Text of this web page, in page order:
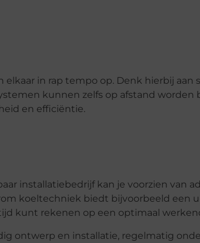
in rap tempo op. Denk hierbij aan
kunnen zelfs op afstand worden
en efficiëntie.
installatiebedrijf kan je voorzien van
koeltechniek biedt bijvoorbeeld een
kunt rekenen op een optimaal
ontwerp en installatie, regelmatig